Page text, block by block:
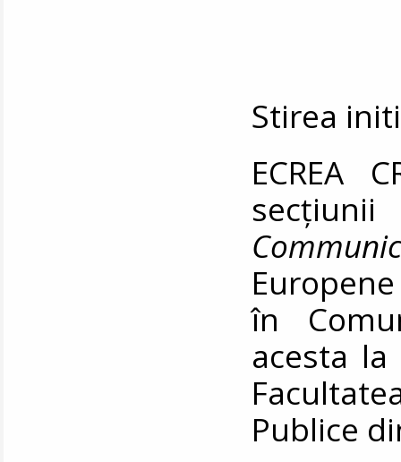
Stirea
ECREA
în
acesta
Publice